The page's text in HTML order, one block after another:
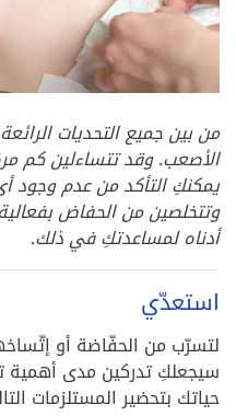
من بين جميع التحديات
الأصعب. وقد تتساءلين كم
يمكنكِ التأكد من عدم
وتتخلصين من الحفاض
أدناه لمساعدتكِ في ذلك.
استعدّي
لتسرّب من الحفّاضة أو
سيجعلكِ تدركين مدى أهمية
حياتك بتحضير المستلزمات